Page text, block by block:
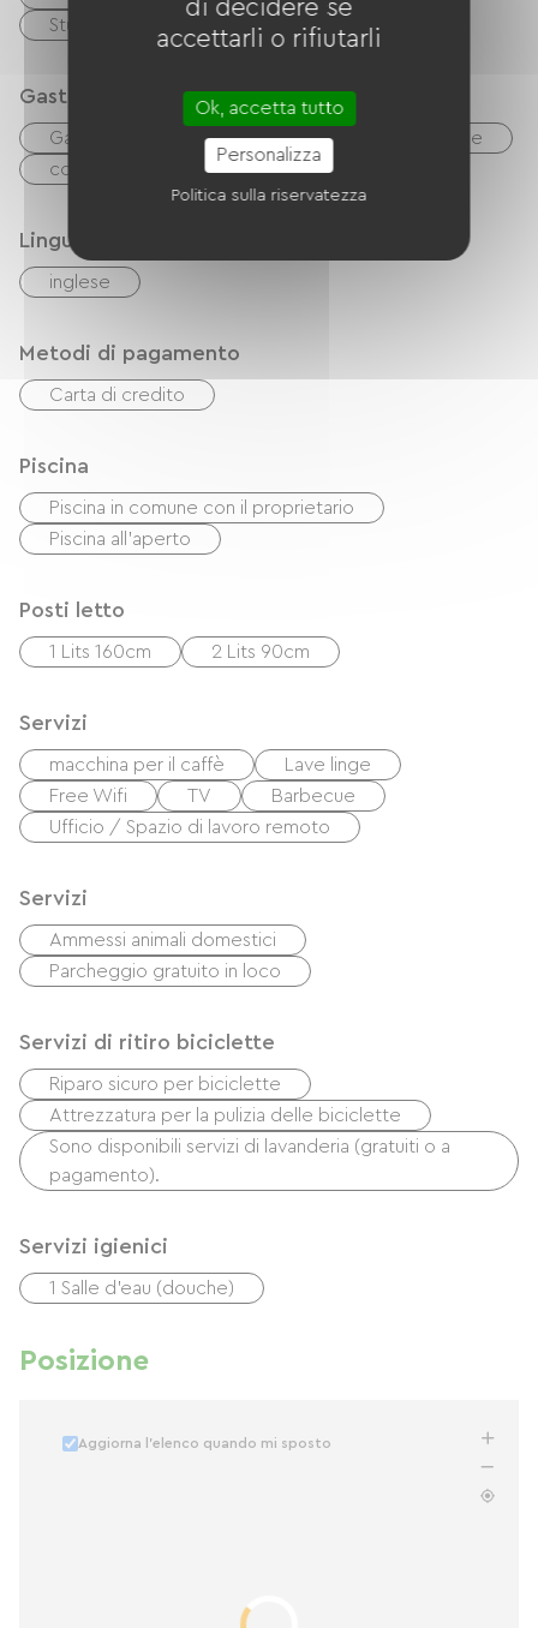
soit pour s'entraîner ou simplement pour le
plaisir, avec ses paysages magnifiques, ses
routes tranquilles et ses collines vallonnées.
Nous disposons d'une belle piscine et d'une
terrasse ensoleillée pour se détendre après une
longue balade, et nous proposons également
Stufa a legna
Gastronomia
Gastronomia Réfrigérateur
Microonde
congélateur
Quattro
Lingue
inglese
Metodi di pagamento
Carta di credito
Piscina
Piscina in comune con il proprietario
Piscina all'aperto
Posti letto
1 Lits 160cm 2 Lits 90cm
Servizi
macchina per il caffè
Lave linge
Free Wifi
TV
Barbecue
Ufficio / Spazio di lavoro remoto
Servizi
Ammessi animali domestici
Parcheggio gratuito in loco
Servizi di ritiro biciclette
Riparo sicuro per biciclette
Attrezzatura per la pulizia delle biciclette
Sono disponibili servizi di lavanderia (gratuiti o a
pagamento).
Servizi igienici
1 Salle d'eau (douche)
Posizione
Aggiorna l'elenco quando mi sposto
di decidere se
accettarli o rifiutarli
Ok, accetta tutto
Personalizza
Politica sulla riservatezza